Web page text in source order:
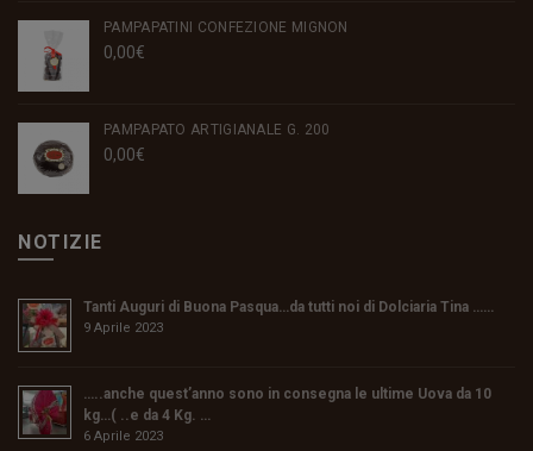
PAMPAPATINI CONFEZIONE MIGNON
0,00€
PAMPAPATO ARTIGIANALE G. 200
0,00€
NOTIZIE
Tanti Auguri di Buona Pasqua…da tutti noi di Dolciaria Tina ……
9 Aprile 2023
…..anche quest’anno sono in consegna le ultime Uova da 10
kg…( ..e da 4 Kg. …
6 Aprile 2023